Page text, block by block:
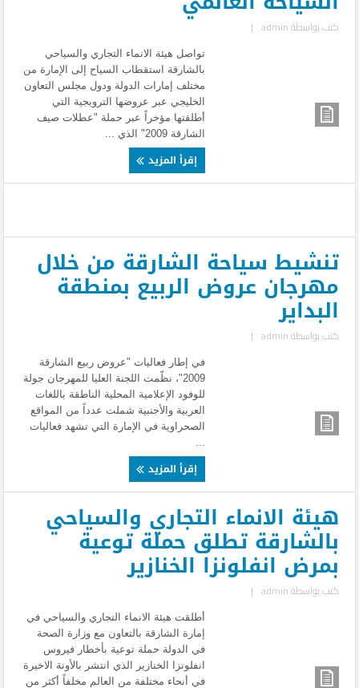
كتب بواسطةadmin
|
تواصل هيئة الانماء التجاري والسياحي
بالشارقة استقطاب السياح إلى الإمارة من
مختلف إمارات الدولة ودول مجلس التعاون
الخليجي عبر عروضها الترويجية التي
أطلقتها مؤخراً عبر حملة "عطلات صيف
الشارقة 2009" الذي ...
إقرأ المزيد
تنشيط سياحة الشارقة من خلال
مهرجان عروض الربيع بمنطقة
البداير
كتب بواسطةadmin
|
في إطار فعاليات "عروض ربيع الشارقة
2009"، نظّمت اللجنة العليا للمهرجان جولة
للوفود الإعلامية المحلية الناطقة باللغات
العربية والأجنبية شملت عدداً من المواقع
الصحراوية في الإمارة التي تشهد فعاليات
إقرأ المزيد
هيئة الانماء التجاري والسياحي
بالشارقة تطلق حملة توعية
بمرض انفلونزا الخنازير
كتب بواسطةadmin
|
أطلقت هيئة الانماء التجاري والسياحي في
إمارة الشارقة بالتعاون مع وزارة الصحة
في الدولة حملة توعية بأخطار فيروس
انفلونزا الخنازير الذي انتشر بالأونة الاخيرة
في أنحاء مختلفة من العالم مخلفاً أكثر من